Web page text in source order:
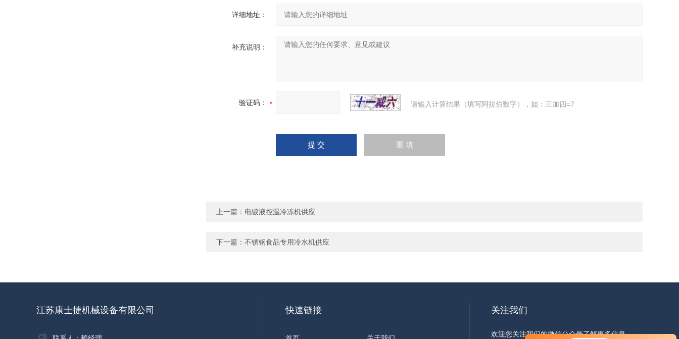
详细地址：
补充说明：
验证码： 请输入计算结果（填写阿拉伯数字），如：三加四=7
上一篇： 电镀液控温冷冻机供应
下一篇： 不锈钢食品专用冷水机供应
江苏康士捷机械设备有限公司 快速链接 关注我们
欢迎您关注我们的微信公众号了解更多信息